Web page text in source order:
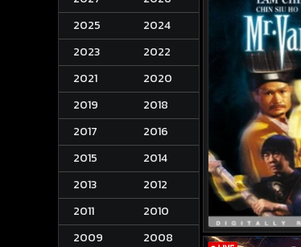
2025
2024
2023
2022
2021
2020
2019
2018
2017
2016
2015
2014
2013
2012
2011
2010
2009
2008